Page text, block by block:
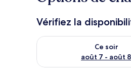
Vérifiez la
Ce soir
août 7 - août 8
Vérifier la disponibilité